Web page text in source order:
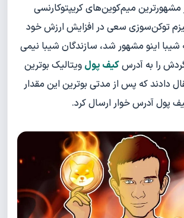
مشهورترین میم‌کوین‌های کریپتوکارنسی
توکن‌سوزی سعی در افزایش ارزش خود
شیبا اینو مشهور شد، سازندگان شیبا نیمی
را به آدرسکیف پول ویتالیک بوترین
دادند که پس از مدتی بوترین این مقدار
پول آدرس خوار ارسال کرد.